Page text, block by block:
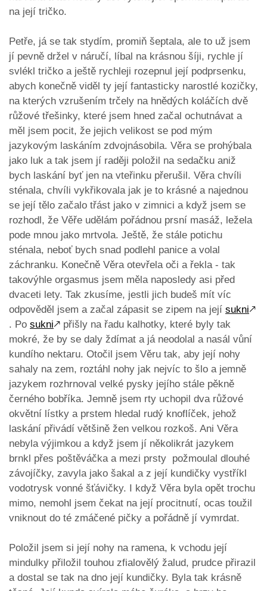
na její tričko.
Petře, já se tak stydím, promiň šeptala, ale to už jsem
jí pevně držel v náručí, líbal na krásnou šíji, rychle jí
svlékl tričko a ještě rychleji rozepnul její podprsenku,
abych konečně viděl ty její fantasticky narostlé kozičky,
na kterých vzrušením trčely na hnědých koláčích dvě
růžové třešinky, které jsem hned začal ochutnávat a
měl jsem pocit, že jejich velikost se pod mým
jazykovým laskáním zdvojnásobila. Věra se prohýbala
jako luk a tak jsem jí raději položil na sedačku aniž
bych laskání byť jen na vteřinku přerušil. Věra chvíli
sténala, chvíli vykřikovala jak je to krásné a najednou
se její tělo začalo třást jako v zimnici a když jsem se
rozhodl, že Věře udělám pořádnou prsní masáž, ležela
pode mnou jako mrtvola. Ještě, že stále potichu
sténala, neboť bych snad podlehl panice a volal
záchranku. Konečně Věra otevřela oči a řekla - tak
takovýhle orgasmus jsem měla naposledy asi před
dvaceti lety. Tak zkusíme, jestli jich budeš mít víc
odpověděl jsem a začal zápasit se zipem na její sukni🡕
. Po sukni🡕 přišly na řadu kalhotky, které byly tak
mokré, že by se daly ždímat a já neodolal a nasál vůní
kundího nektaru. Otočil jsem Věru tak, aby její nohy
sahaly na zem, roztáhl nohy jak nejvíc to šlo a jemně
jazykem rozhrnoval velké pysky jejího stále pěkně
černého bobříka. Jemně jsem rty uchopil dva růžové
okvětní lístky a prstem hledal rudý knoflíček, jehož
laskání přivádí většině žen velkou rozkoš. Ani Věra
nebyla výjimkou a když jsem jí několikrát jazykem
brnkl přes poštěváčka a mezi prsty požmoulal dlouhé
závojíčky, zavyla jako šakal a z její kundičky vystříkl
vodotrysk vonné šťávičky. I když Věra byla opět trochu
mimo, nemohl jsem čekat na její procitnutí, ocas toužil
vniknout do té zmáčené pičky a pořádně jí vymrdat.
Položil jsem si její nohy na ramena, k vchodu její
mindulky přiložil touhou zfialovělý žalud, prudce přirazil
a dostal se tak na dno její kundičky. Byla tak krásně